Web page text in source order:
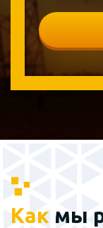
Как мы